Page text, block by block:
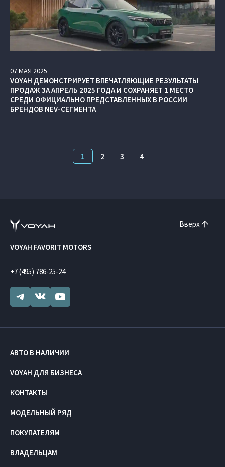
07МАЯ 2025
VOYAH ДЕМОНСТРИРУЕТ ВПЕЧАТЛЯЮЩИЕ РЕЗУЛЬТАТЫ
ПРОДАЖ ЗА АПРЕЛЬ 2025 ГОДА И СОХРАНЯЕТ 1 МЕСТО
СРЕДИ ОФИЦИАЛЬНО ПРЕДСТАВЛЕННЫХ В РОССИИ
БРЕНДОВ NEV-СЕГМЕНТА
1 2 3 4
Вверх
VOYAH FAVORIT MOTORS
+7 (495) 786-25-24
АВТО В НАЛИЧИИ
VOYAH ДЛЯ БИЗНЕСА
КОНТАКТЫ
МОДЕЛЬНЫЙ РЯД
ПОКУПАТЕЛЯМ
ВЛАДЕЛЬЦАМ